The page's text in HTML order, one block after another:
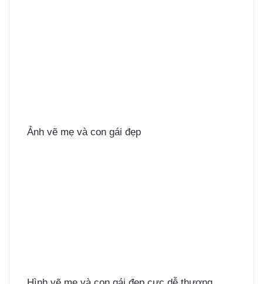
Ảnh vẽ mẹ và con gái đẹp